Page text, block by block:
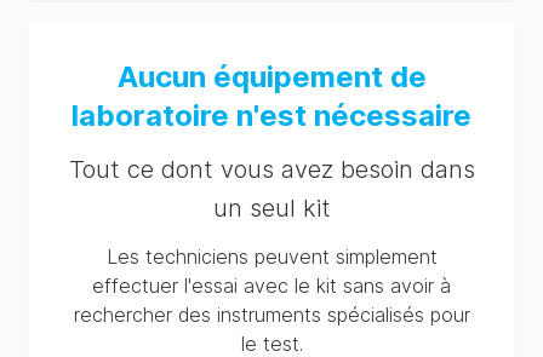
Aucun équipement de
laboratoire n'est nécessaire
Tout ce dont vous avez besoin dans
un seul kit
Les techniciens peuvent simplement
effectuer l'essai avec le kit sans avoir à
rechercher des instruments spécialisés pour
le test.